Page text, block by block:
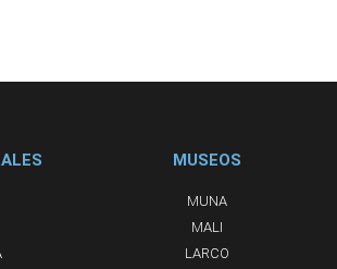
MUSEOS
MUNA
MALI
LARCO